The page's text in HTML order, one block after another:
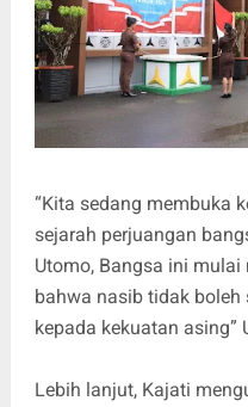
“Kita sedang membuka
sejarah perjuangan
Utomo, Bangsa ini
bahwa nasib tidak
kepada kekuatan asing”
Lebih lanjut, Kajati